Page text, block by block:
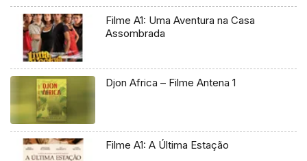
Filme A1: Uma Aventura na Casa
Assombrada
Djon Africa – Filme Antena 1
Filme A1: A Última Estação